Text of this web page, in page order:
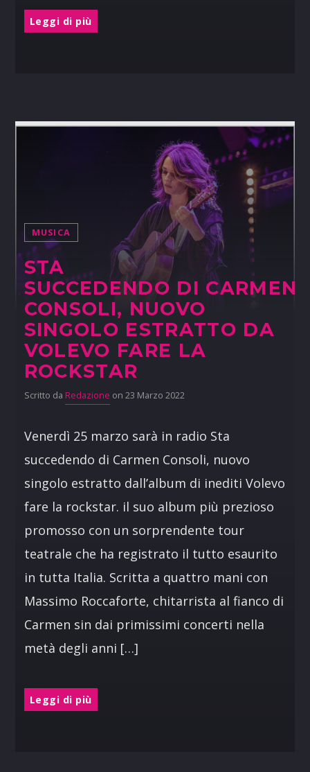
Leggi di più
MUSICA
STA
SUCCEDENDO DI CARMEN
CONSOLI, NUOVO
SINGOLO ESTRATTO DA
VOLEVO FARE LA
ROCKSTAR
Scritto da Redazione on 23 Marzo 2022
Venerdì 25 marzo sarà in radio Sta
succedendo di Carmen Consoli, nuovo
singolo estratto dall’album di inediti Volevo
fare la rockstar. il suo album più prezioso
promosso con un sorprendente tour
teatrale che ha registrato il tutto esaurito
in tutta Italia. Scritta a quattro mani con
Massimo Roccaforte, chitarrista al fianco di
Carmen sin dai primissimi concerti nella
metà degli anni […]
Leggi di più